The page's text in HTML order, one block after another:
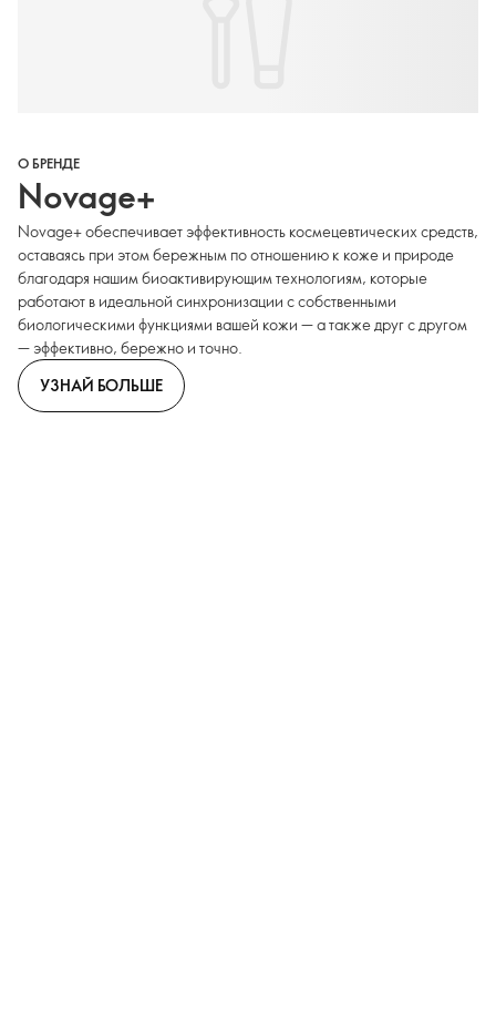
О БРЕНДЕ
Novage+
Novage+ обеспечивает эффективность космецевтических средств,
оставаясь при этом бережным по отношению к коже и природе
благодаря нашим биоактивирующим технологиям, которые
работают в идеальной синхронизации с собственными
биологическими функциями вашей кожи — а также друг с другом
— эффективно, бережно и точно.
УЗНАЙ БОЛЬШЕ